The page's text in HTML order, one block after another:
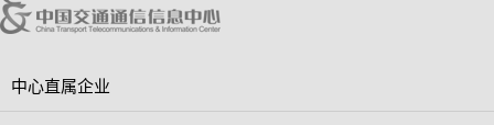
中心直属企业